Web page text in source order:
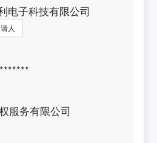
电子科技有限公司
人
服务有限公司